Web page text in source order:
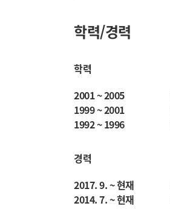
학력/경력
학력
2001 ~ 2005
1999 ~ 2001
1992 ~ 1996
경력
2017. 9. ~ 현재
2014. 7. ~ 현재